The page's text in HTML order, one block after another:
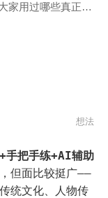
家用过哪些真正管
学生一对一批改
想法
手把手练+AI辅助
但面比较挺广——
统文化、人物传